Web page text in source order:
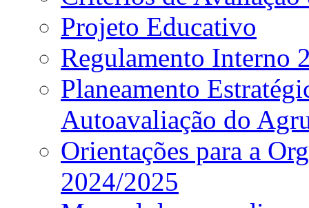
Projeto Educativo
Regulamento Interno
Planeamento
Autoavaliação do
Orientações para a
2024/2025